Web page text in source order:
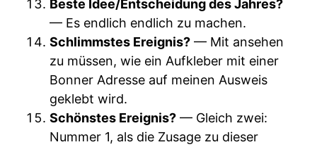
Beste Idee/Entscheidung des Jahres?
— Es endlich endlich zu machen.
Schlimmstes Ereignis? — Mit ansehen
zu müssen, wie ein Aufkleber mit einer
Bonner Adresse auf meinen Ausweis
geklebt wird.
Schönstes Ereignis? — Gleich zwei:
Nummer 1, als die Zusage zu dieser